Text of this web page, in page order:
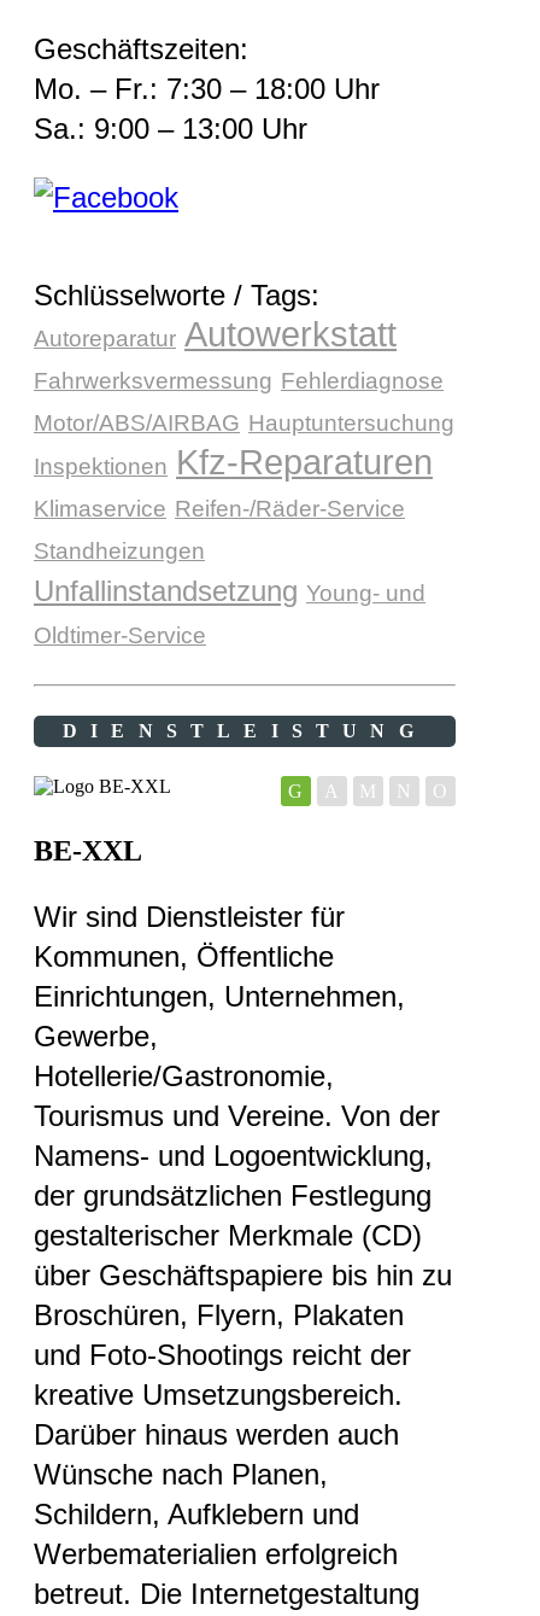
Geschäftszeiten:
Mo. – Fr.: 7:30 – 18:00 Uhr
Sa.: 9:00 – 13:00 Uhr
Schlüsselworte / Tags:
Autoreparatur Autowerkstatt
Fahrwerksvermessung Fehlerdiagnose
Motor/ABS/AIRBAG Hauptuntersuchung
Inspektionen Kfz-Reparaturen
Klimaservice Reifen-/Räder-Service
Standheizungen
Unfallinstandsetzung Young- und
Oldtimer-Service
DIENSTLEISTUNG
O
N
M
A
G
BE-XXL
Wir sind Dienstleister für
Kommunen, Öffentliche
Einrichtungen, Unternehmen,
Gewerbe,
Hotellerie/Gastronomie,
Tourismus und Vereine. Von der
Namens- und Logoentwicklung,
der grundsätzlichen Festlegung
gestalterischer Merkmale (CD)
über Geschäftspapiere bis hin zu
Broschüren, Flyern, Plakaten
und Foto-Shootings reicht der
kreative Umsetzungsbereich.
Darüber hinaus werden auch
Wünsche nach Planen,
Schildern, Aufklebern und
Werbematerialien erfolgreich
betreut. Die Internetgestaltung